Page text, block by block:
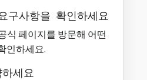
구사항을 확인하세요
식 페이지를 방문해 어떤
인하세요.
세요